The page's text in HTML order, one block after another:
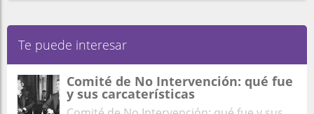
Te puede interesar
Comité de No Intervención: qué fue
y sus carcaterísticas